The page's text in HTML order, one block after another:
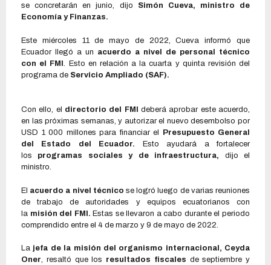
se concretarán en junio, dijo Simón Cueva, ministro de
Economía y Finanzas.
Este miércoles 11 de mayo de 2022, Cueva informó que
Ecuador llegó a un acuerdo a nivel de personal técnico
con el FMI. Esto en relación a la cuarta y quinta revisión del
programa de Servicio Ampliado (SAF).
Con ello, el directorio del FMI
deberá aprobar este acuerdo,
en las próximas semanas, y autorizar el nuevo desembolso por
USD 1 000 millones para financiar el
Presupuesto General
del Estado del Ecuador. Esto ayudará a fortalecer
los programas sociales y de infraestructura, dijo el
ministro.
El acuerdo a nivel técnicose logró luego de varias reuniones
de trabajo de autoridades y equipos ecuatorianos con
la misión del FMI. Estas se llevaron a cabo durante el periodo
comprendido entre el 4 de marzo y 9 de mayo de 2022.
La jefa de la misión del organismo internacional, Ceyda
Oner, resaltó que los resultados fiscales de septiembre y